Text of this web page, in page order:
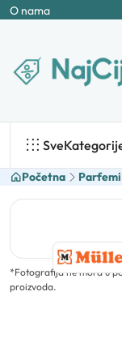
O nama
Sve
Početna Parfemi
*Fotografija ne mora u
proizvoda.